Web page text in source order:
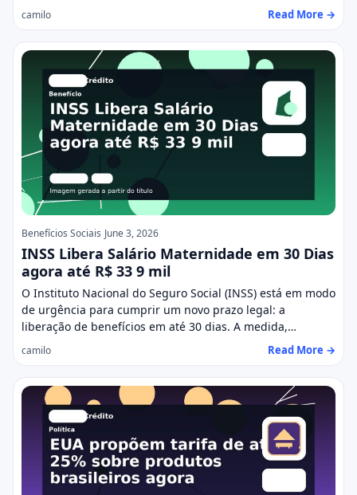
camilo Read More →
Benefícios Sociais June 3, 2026
INSS Libera Salário Maternidade em 30 Dias
agora até R$ 33 9 mil
O Instituto Nacional do Seguro Social (INSS) está em modo
de urgência para cumprir um novo prazo legal: a
liberação de benefícios em até 30 dias. A medida,…
camilo Read More →